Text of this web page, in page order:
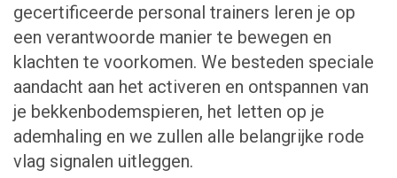
gecertificeerde personal trainers leren je op
een verantwoorde manier te bewegen en
klachten te voorkomen. We besteden speciale
aandacht aan het activeren en ontspannen van
je bekkenbodemspieren, het letten op je
ademhaling en we zullen alle belangrijke rode
vlag signalen uitleggen.